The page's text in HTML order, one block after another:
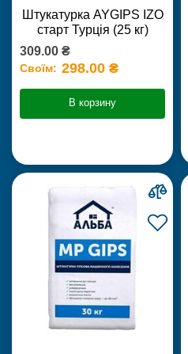
Штукатурка AYGIPS IZO
старт Турція (25 кг)
309.00 ₴
Своїм: 298.00 ₴
В корзину